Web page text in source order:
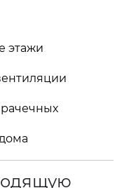
этажи